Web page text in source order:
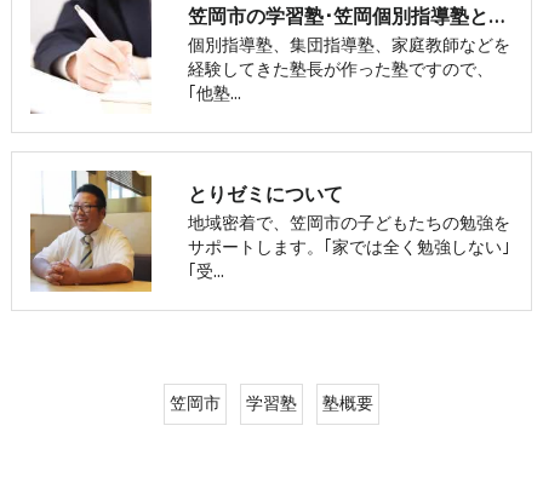
笠岡市の学習塾･笠岡個別指導塾とりゼミのお客様の声
個別指導塾、集団指導塾、家庭教師などを
経験してきた塾長が作った塾ですので、
｢他塾…
とりゼミについて
地域密着で、笠岡市の子どもたちの勉強を
サポートします。｢家では全く勉強しない｣
｢受…
笠岡市 学習塾 塾概要